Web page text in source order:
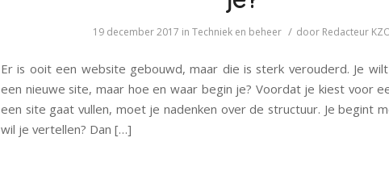
19 december 2017 in Techniek en beheer / door Redacteur
Er is ooit een website gebouwd, maar die is sterk verouderd. Je
een nieuwe site, maar hoe en waar begin je? Voordat je kiest voor
een site gaat vullen, moet je nadenken over de structuur. Je begint
wil je vertellen? Dan […]